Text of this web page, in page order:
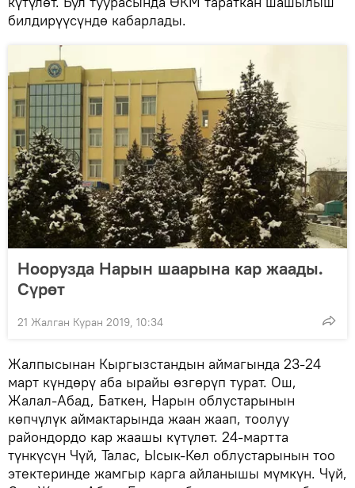
билдирүүсүндө кабарлады.
Ноорузда Нарын шаарына кар жаады.
Сүрөт
21 Жалган Куран 2019, 10:34
Жалпысынан Кыргызстандын аймагында 23-24
март күндөрү аба ырайы өзгөрүп турат. Ош,
Жалал-Абад, Баткен, Нарын облустарынын
көпчүлүк аймактарында жаан жаап, тоолуу
райондордо кар жаашы күтүлөт. 24-мартта
түнкүсүн Чүй, Талас, Ысык-Көл облустарынын тоо
этектеринде жамгыр карга айланышы мүмкүн. Чүй,